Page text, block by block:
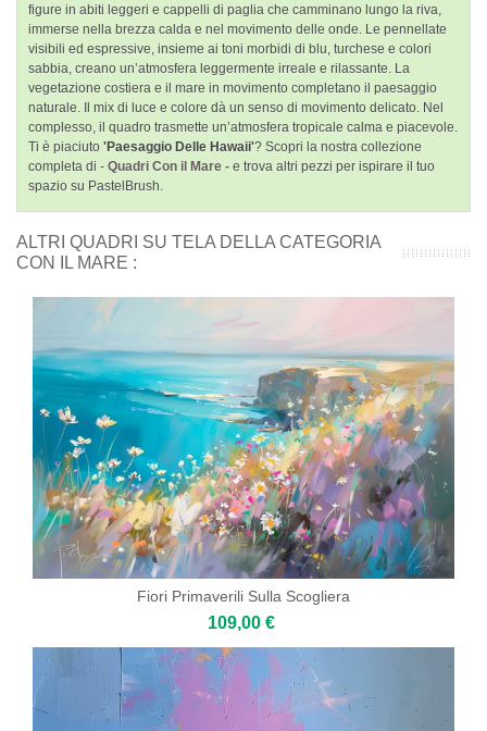
figure in abiti leggeri e cappelli di paglia che camminano lungo la riva,
immerse nella brezza calda e nel movimento delle onde. Le pennellate
visibili ed espressive, insieme ai toni morbidi di blu, turchese e colori
sabbia, creano un’atmosfera leggermente irreale e rilassante. La
vegetazione costiera e il mare in movimento completano il paesaggio
naturale. Il mix di luce e colore dà un senso di movimento delicato. Nel
complesso, il quadro trasmette un’atmosfera tropicale calma e piacevole.
Ti è piaciuto 'Paesaggio Delle Hawaii'? Scopri la nostra collezione
completa di - Quadri Con il Mare - e trova altri pezzi per ispirare il tuo
spazio su PastelBrush.
ALTRI QUADRI SU TELA DELLA CATEGORIA
CON IL MARE :
Fiori Primaverili Sulla Scogliera
109,00 €